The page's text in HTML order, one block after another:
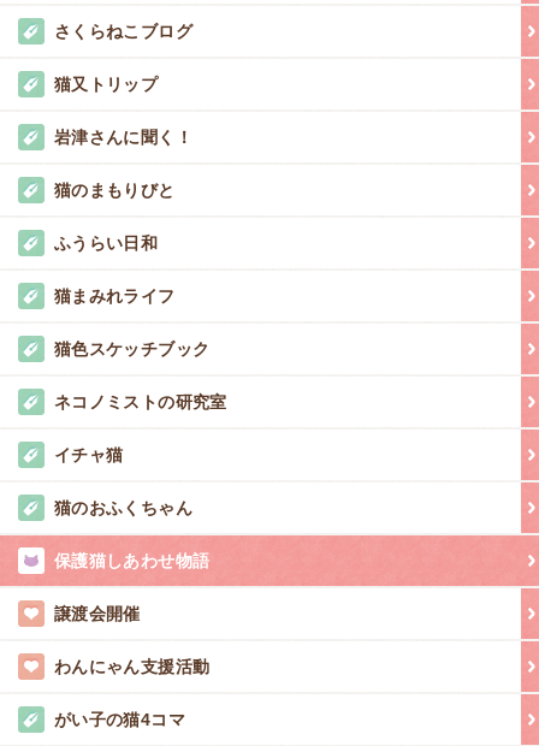
さくらねこブログ
猫又トリップ
岩津さんに聞く！
猫のまもりびと
ふうらい日和
猫まみれライフ
猫色スケッチブック
ネコノミストの研究室
イチャ猫
猫のおふくちゃん
保護猫しあわせ物語
譲渡会開催
わんにゃん支援活動
がい子の猫4コマ